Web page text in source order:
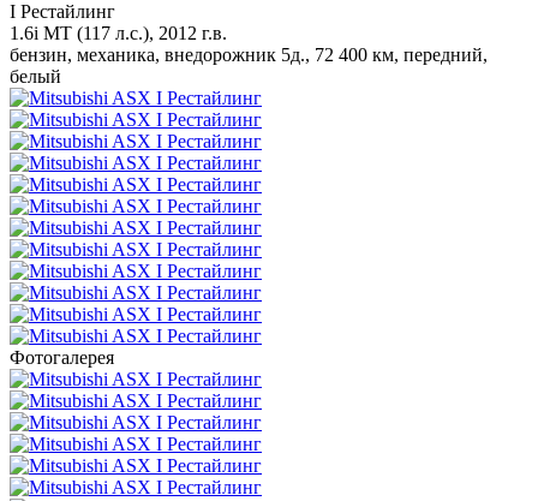
I Рестайлинг
1.6i MT (117 л.с.), 2012 г.в.
бензин, механика, внедорожник 5д., 72 400 км, передний,
белый
Фотогалерея